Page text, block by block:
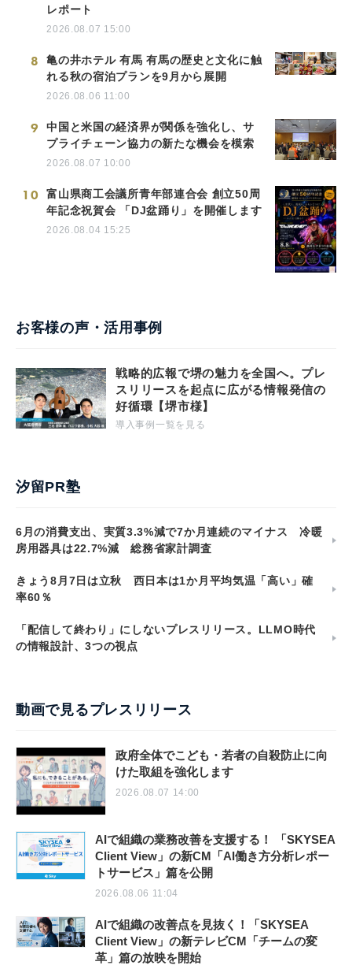
レポート
2026.08.07 15:00
8
亀の井ホテル 有馬 有馬の歴史と文化に触
れる秋の宿泊プランを9月から展開
2026.08.06 11:00
9
中国と米国の経済界が関係を強化し、サ
プライチェーン協力の新たな機会を模索
2026.08.07 10:00
10
富山県商工会議所青年部連合会 創立50周
年記念祝賀会 「DJ盆踊り」を開催します
2026.08.04 15:25
お客様の声・活用事例
戦略的広報で堺の魅力を全国へ。プレ
スリリースを起点に広がる情報発信の
好循環【堺市様】
導入事例一覧を見る
汐留PR塾
6月の消費支出、実質3.3%減で7か月連続のマイナス 冷暖
房用器具は22.7%減 総務省家計調査
きょう8月7日は立秋 西日本は1か月平均気温「高い」確
率60％
「配信して終わり」にしないプレスリリース。LLMO時代
の情報設計、3つの視点
動画で見るプレスリリース
政府全体でこども・若者の自殺防止に向
けた取組を強化します
2026.08.07 14:00
AIで組織の業務改善を支援する！ 「SKYSEA
Client View」の新CM「AI働き方分析レポー
トサービス」篇を公開
2026.08.06 11:04
AIで組織の改善点を見抜く！「SKYSEA
Client View」の新テレビCM「チームの変
革」篇の放映を開始